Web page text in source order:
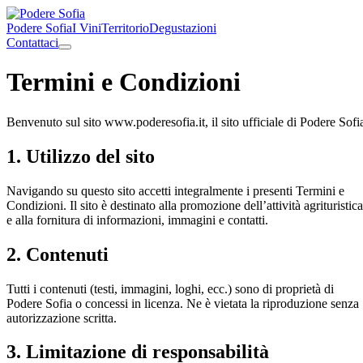
Podere SofiaI ViniTerritorioDegustazioni
Contattaci
Termini e Condizioni
Benvenuto sul sito www.poderesofia.it, il sito ufficiale di Podere
1. Utilizzo del sito
Navigando su questo sito accetti integralmente i presenti Termini e
Condizioni. Il sito è destinato alla promozione dell’attività agrituristica
e alla fornitura di informazioni, immagini e contatti.
2. Contenuti
Tutti i contenuti (testi, immagini, loghi, ecc.) sono di proprietà di
Podere Sofia o concessi in licenza. Ne è vietata la riproduzione senza
autorizzazione scritta.
3. Limitazione di responsabilità